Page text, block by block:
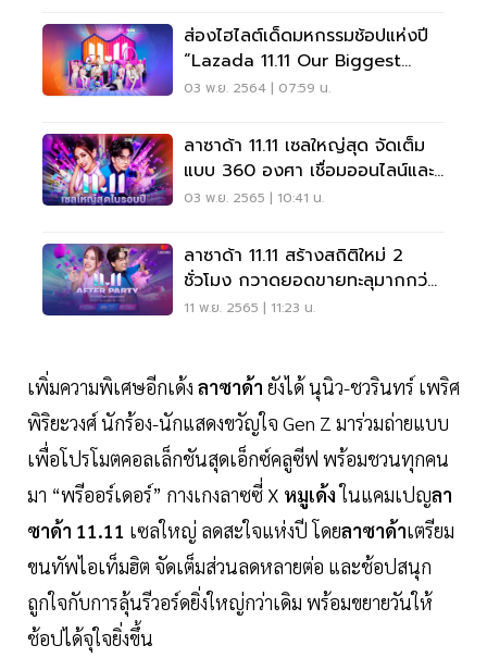
ส่องไฮไลต์เด็ดมหกรรมช้อปแห่งปี
“Lazada 11.11 Our Biggest
One-Day Sale”
03 พ.ย. 2564 | 07:59 น.
ลาซาด้า 11.11 เซลใหญ่สุด จัดเต็ม
แบบ 360 องศา เชื่อมออนไลน์และ
ออฟไลน์
03 พ.ย. 2565 | 10:41 น.
ลาซาด้า 11.11 สร้างสถิติใหม่ 2
ชั่วโมง กวาดยอดขายทะลุมากกว่า
20 เท่า
11 พ.ย. 2565 | 11:23 น.
เพิ่มความพิเศษอีกเด้ง ลาซาด้า ยังได้ นุนิว-ชวรินทร์ เพริศ
พิริยะวงศ์ นักร้อง-นักแสดงขวัญใจ Gen Z มาร่วมถ่ายแบบ
เพื่อโปรโมตคอลเล็กชันสุดเอ็กซ์คลูซีฟ พร้อมชวนทุกคน
มา “พรีออร์เดอร์” กางเกงลาซซี่ X หมูเด้งในแคมเปญลา
ซาด้า 11.11 เซลใหญ่ ลดสะใจแห่งปี โดยลาซาด้าเตรียม
ขนทัพไอเท็มฮิต จัดเต็มส่วนลดหลายต่อ และช้อปสนุก
ถูกใจกับการลุ้นรีวอร์ดยิ่งใหญ่กว่าเดิม พร้อมขยายวันให้
ช้อปได้จุใจยิ่งขึ้น